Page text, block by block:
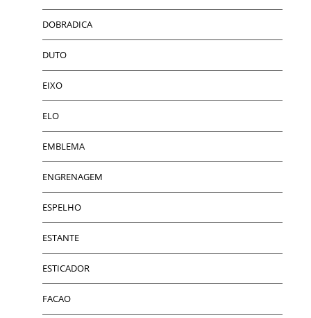
DOBRADICA
DUTO
EIXO
ELO
EMBLEMA
ENGRENAGEM
ESPELHO
ESTANTE
ESTICADOR
FACAO